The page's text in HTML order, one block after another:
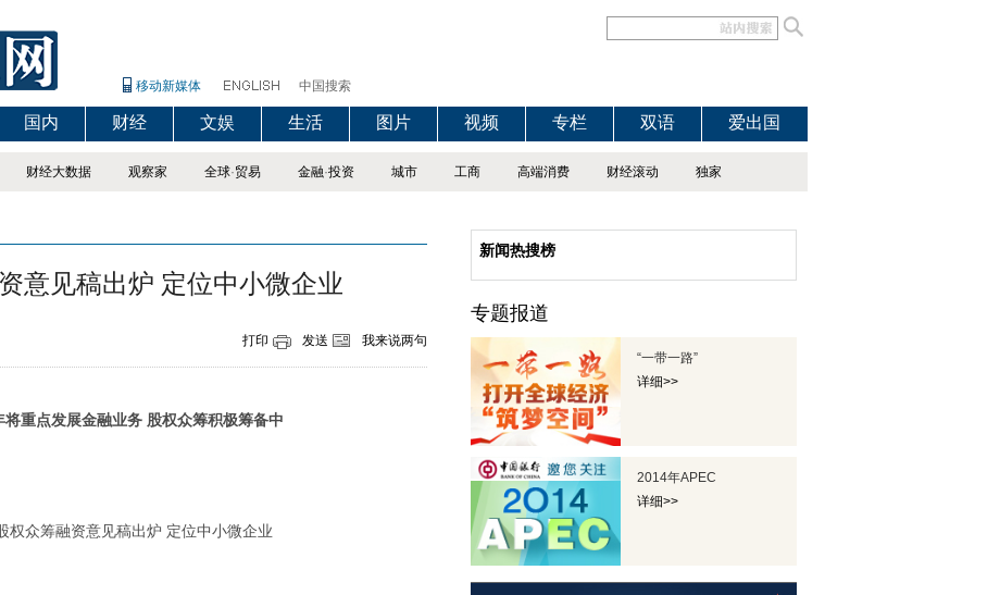
移动新媒体 中国搜索
国内 财经 文娱 生活 图片 视频 专栏 双语 爱出国
财经大数据 观察家 全球·贸易 金融·投资 城市 工商 高端消费 财经滚动 独家
意见稿出炉 定位中小微企业
打印 发送 我来说两句
将重点发展金融业务 股权众筹积极筹备中
新闻热搜榜
专题报道
“一带一路”
详细>>
2014年APEC
详细>>